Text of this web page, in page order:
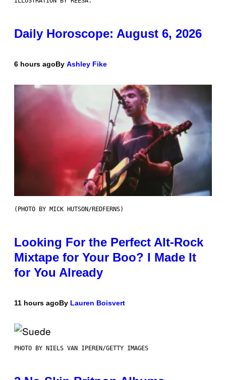
Daily Horoscope: August 6, 2026
6 hours agoBy Ashley Fike
(PHOTO BY MICK HUTSON/REDFERNS)
Looking For the Perfect Alt-Rock
Mixtape for Your Boo? I Made It
for You Already
11 hours agoBy Lauren Boisvert
PHOTO BY NIELS VAN IPEREN/GETTY IMAGES